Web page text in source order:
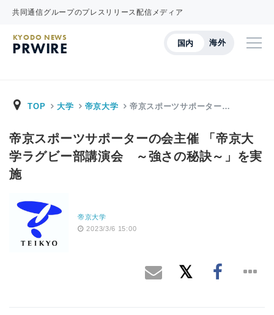
共同通信グループのプレスリリース配信メディア
国内 海外
KYODO NEWS
PRWIRE
TOP 大学 帝京大学 帝京スポーツサポーター…
帝京スポーツサポーターの会主催 「帝京大
学ラグビー部講演会 ～強さの秘訣～」を実
施
帝京大学
2023/3/6 15:00